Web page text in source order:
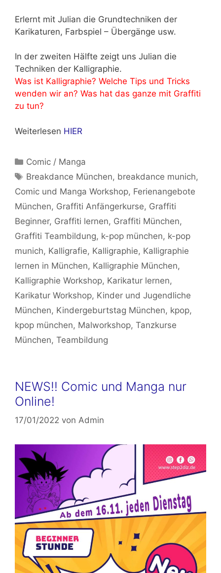
Erlernt mit Julian die Grundtechniken der
Karikaturen, Farbspiel – Übergänge usw.
In der zweiten Hälfte zeigt uns Julian die
Techniken der Kalligraphie.
Was ist Kalligraphie? Welche Tips und Tricks
wenden wir an? Was hat das ganze mit Graffiti
zu tun?
Weiterlesen HIER
Kategorien
Comic / Manga
Schlagwörter
Breakdance München, breakdance munich,
Comic und Manga Workshop, Ferienangebote
München, Graffiti Anfängerkurse, Graffiti
Beginner, Graffiti lernen, Graffiti München,
Graffiti Teambildung, k-pop münchen, k-pop
munich, Kalligrafie, Kalligraphie, Kalligraphie
lernen in München, Kalligraphie München,
Kalligraphie Workshop, Karikatur lernen,
Karikatur Workshop, Kinder und Jugendliche
München, Kindergeburtstag München, kpop,
kpop münchen, Malworkshop, Tanzkurse
München, Teambildung
NEWS!! Comic und Manga nur
Online!
17/01/2022 von Admin